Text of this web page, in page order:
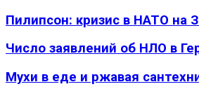
Пилипсон: кризис в НАТО на
Число заявлений об НЛО в
Мухи в еде и ржавая